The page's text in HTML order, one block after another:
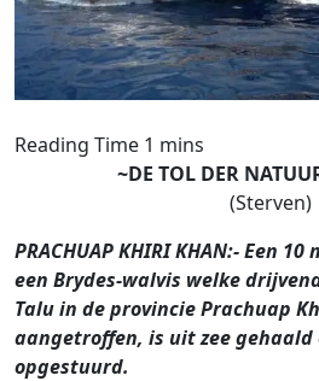
~DE TOL DER
(Sterven)
PRACHUAP KHIRI KHAN:- Een
een Brydes-walvis welke
Talu in de provincie Prachuap
aangetroffen, is uit zee gehaald
opgestuurd.